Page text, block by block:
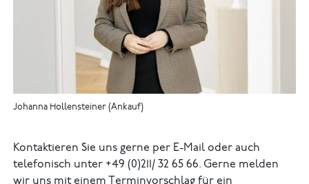
Johanna Hollensteiner (Ankauf)
Kontaktieren Sie uns gerne per E-Mail oder auch
telefonisch unter +49 (0)211/ 32 65 66. Gerne melden
wir uns mit einem Terminvorschlag für ein